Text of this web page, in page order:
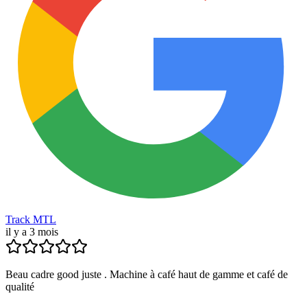
Track MTL
il y a 3 mois
Beau cadre good juste . Machine à café haut de gamme et café de
qualité